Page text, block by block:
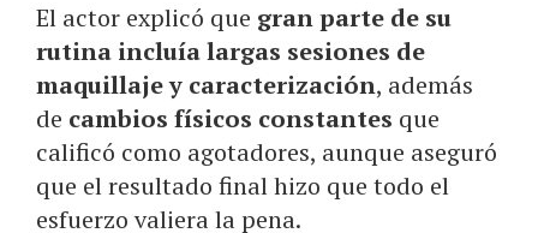
El actor explicó que gran parte de su
rutina incluía largas sesiones de
maquillaje y caracterización, además
de cambios físicos constantes que
calificó como agotadores, aunque aseguró
que el resultado final hizo que todo el
esfuerzo valiera la pena.